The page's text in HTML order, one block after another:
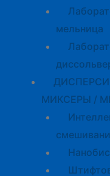
мельница
МИКСЕРЫ /